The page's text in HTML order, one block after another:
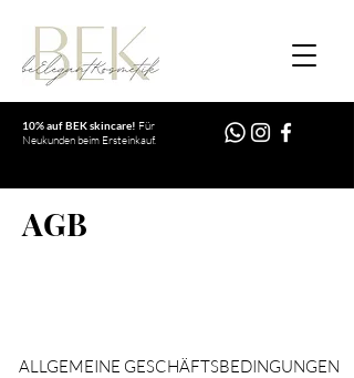
10% auf BEK skincare! Für
Neukunden beim Ersteinkauf.
AGB
ALLGEMEINE GESCHÄFTSBEDINGUNGEN